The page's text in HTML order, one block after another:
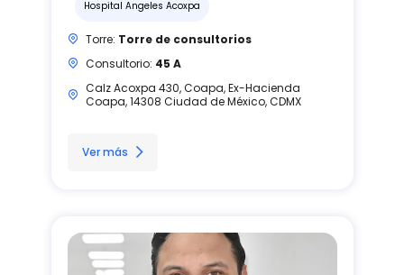
Hospital Angeles Acoxpa
Torre: Torre de consultorios
Consultorio: 45 A
Calz Acoxpa 430, Coapa, Ex-Hacienda
Coapa, 14308 Ciudad de México, CDMX
Ver más